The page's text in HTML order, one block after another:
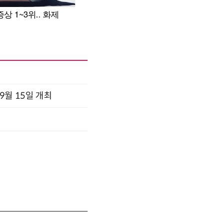
월 15일 개최